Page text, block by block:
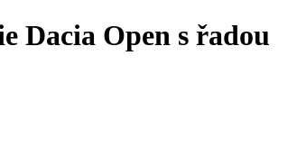
Dacia Open s řadou